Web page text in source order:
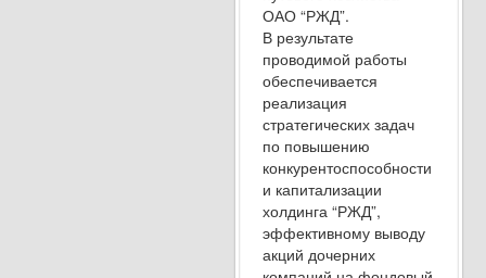
ОАО “РЖД”.
В результате
проводимой работы
обеспечивается
реализация
стратегических задач
по повышению
конкурентоспособности
и капитализации
холдинга “РЖД”,
эффективному выводу
акций дочерних